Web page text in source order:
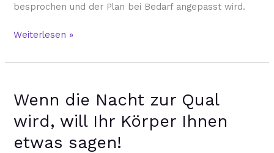
besprochen und der Plan bei Bedarf angepasst wird.
Weiterlesen »
Wenn die Nacht zur Qual
wird, will Ihr Körper Ihnen
etwas sagen!
die
Nacht
zur
Qual